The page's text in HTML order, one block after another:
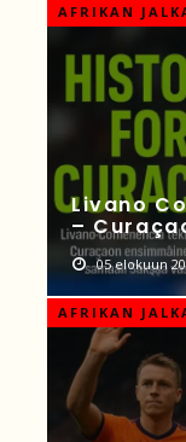
AFRIKAN
Livano
–
05 elokuun
AFRIKAN